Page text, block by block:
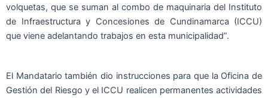
volquetas, que se suman al combo de maquinaria del Instituto
de Infraestructura y Concesiones de Cundinamarca (ICCU)
que viene adelantando trabajos en esta municipalidad”.
El Mandatario también dio instrucciones para que la Oficina de
Gestión del Riesgo y el ICCU realicen permanentes actividades